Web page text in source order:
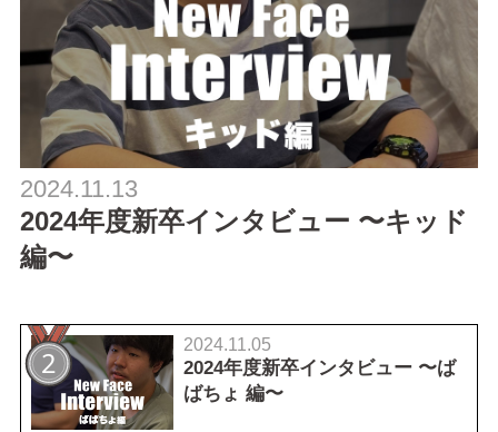
2024.11.13
2024年度新卒インタビュー 〜キッド
編〜
2024.11.05
2024年度新卒インタビュー 〜ば
ばちょ 編〜